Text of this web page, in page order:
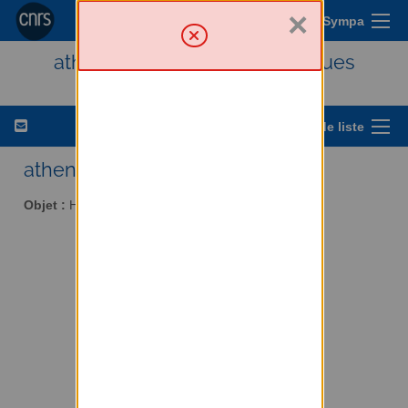
Menu Sympa
athena - Histoire des techniques
Options de liste
athena AT services.cnrs.fr
Objet : Histoire des techniques
×